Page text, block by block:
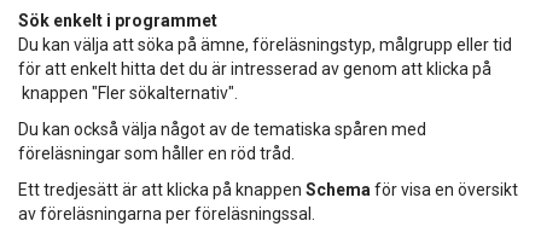
Sök enkelt i programmet
Du kan välja att söka på ämne, föreläsningstyp, målgrupp eller tid
för att enkelt hitta det du är intresserad av genom att klicka på
knappen "Fler sökalternativ".
Du kan också välja något av de tematiska spåren med
föreläsningar som håller en röd tråd.
Ett tredjesätt är att klicka på knappen Schema för visa en översikt
av föreläsningarna per föreläsningssal.